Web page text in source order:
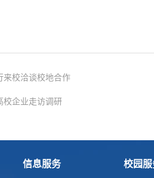
来校洽谈校地合作
校企业走访调研
信息服务 校园服